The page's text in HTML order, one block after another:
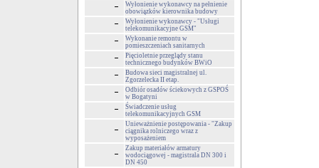
Wyłonienie wykonawcy na pełnienie
obowiązków kierownika budowy
Wyłonienie wykonawcy - "Usługi
telekomunikacyjne GSM"
Wykonanie remontu w
pomieszczeniach sanitarnych
Pięcioletnie przeglądy stanu
technicznego budynków BWiO
Budowa sieci magistralnej ul.
Zgorzelecka II etap.
Odbiór osadów ściekowych z GSPOŚ
w Bogatyni
Świadczenie usług
telekomunikacyjnych GSM
Unieważnienie postępowania - "Zakup
ciągnika rolniczego wraz z
wyposażeniem
Zakup materiałów armatury
wodociągowej - magistrala DN 300 i
DN 450